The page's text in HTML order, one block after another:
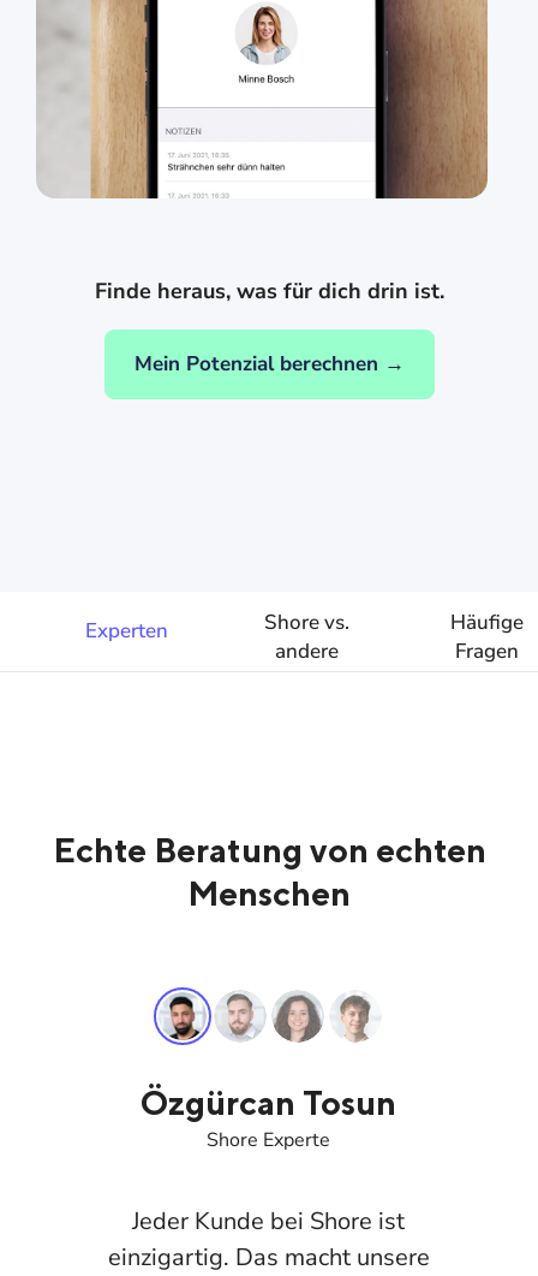
Finde heraus, was für dich drin ist.
Mein Potenzial berechnen →
Experten
Shore vs.
andere
Anbieter
Häufige
Fragen
Echte Beratung von echten
Menschen
Özgürcan Tosun
Shore Experte
Jeder Kunde bei Shore ist
einzigartig. Das macht unsere